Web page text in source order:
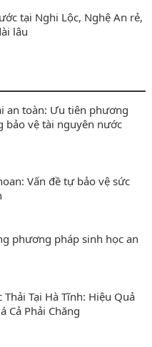
tại Nghi Lộc‎, Nghệ An rẻ,
lâu
an toàn: Ưu tiên phương
bảo vệ tài nguyên nước
Vấn đề tự bảo vệ sức
phương pháp sinh học an
Tại Hà Tĩnh: Hiệu Quả
Cả Phải Chăng